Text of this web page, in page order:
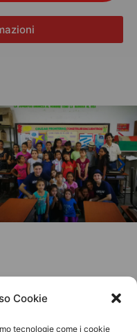
Cookie
tecnologie come i cookie